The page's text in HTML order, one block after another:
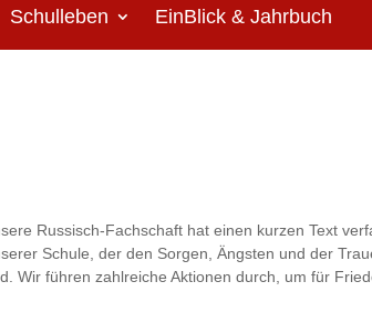
Schulleben EinBlick & Jahrbuch
Russisch-Fachschaft hat einen kurzen Text
Schule, der den Sorgen, Ängsten und der
Wir führen zahlreiche Aktionen durch, um für